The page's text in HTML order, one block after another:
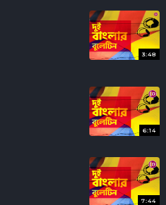
3:48
6:14
7:44